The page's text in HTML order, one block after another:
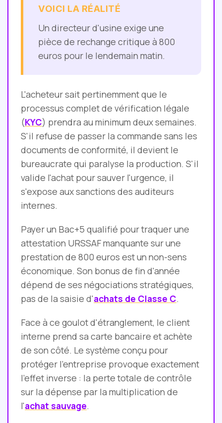
VOICI LA RÉALITÉ
Un directeur d'usine exige une
pièce de rechange critique à 800
euros pour le lendemain matin.
L'acheteur sait pertinemment que le
processus complet de vérification légale
(KYC) prendra au minimum deux semaines.
S'il refuse de passer la commande sans les
documents de conformité, il devient le
bureaucrate qui paralyse la production. S'il
valide l'achat pour sauver l'urgence, il
s'expose aux sanctions des auditeurs
internes.
Payer un Bac+5 qualifié pour traquer une
attestation URSSAF manquante sur une
prestation de 800 euros est un non-sens
économique. Son bonus de fin d'année
dépend de ses négociations stratégiques,
pas de la saisie d'achats de Classe C.
Face à ce goulot d'étranglement, le client
interne prend sa carte bancaire et achète
de son côté. Le système conçu pour
protéger l'entreprise provoque exactement
l'effet inverse : la perte totale de contrôle
sur la dépense par la multiplication de
l'achat sauvage.